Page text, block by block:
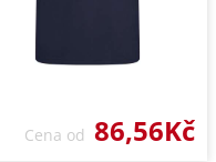
Cena od 86,56Kč